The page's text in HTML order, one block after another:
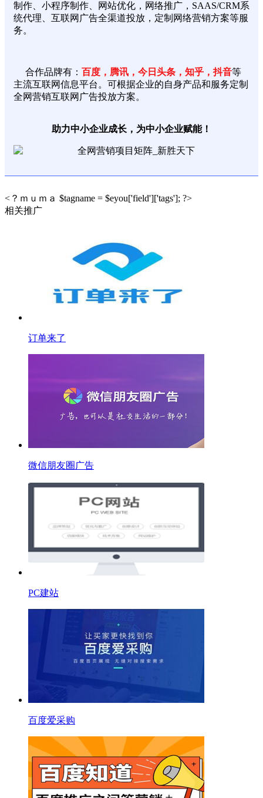
制作、小程序制作、网站优化，网络推广，SAAS/CRM系
统代理、互联网广告全渠道投放，定制网络营销方案等服
务。
合作品牌有： 百度，腾讯，今日头条，知乎，抖音等
主流互联网信息平台。可根据企业的自身产品和服务定制
全网营销互联网广告投放方案。
助力中小企业成长，为中小企业赋能！
<？ｍｕｍａ $tagname = $eyou['field']['tags']; ?>
相关推广
订单来了
微信朋友圈广告
PC建站
百度爱采购